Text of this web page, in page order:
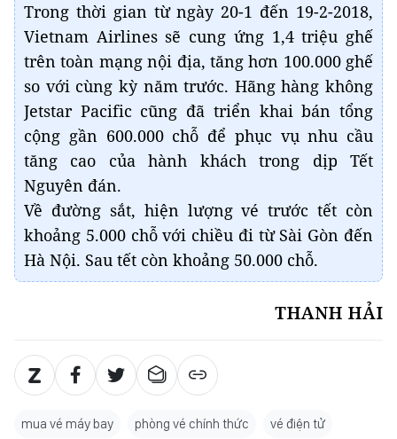
Trong thời gian từ ngày 20-1 đến 19-2-2018,
Vietnam Airlines sẽ cung ứng 1,4 triệu ghế
trên toàn mạng nội địa, tăng hơn 100.000 ghế
so với cùng kỳ năm trước. Hãng hàng không
Jetstar Pacific cũng đã triển khai bán tổng
cộng gần 600.000 chỗ để phục vụ nhu cầu
tăng cao của hành khách trong dịp Tết
Nguyên đán.
Về đường sắt, hiện lượng vé trước tết còn
khoảng 5.000 chỗ với chiều đi từ Sài Gòn đến
Hà Nội. Sau tết còn khoảng 50.000 chỗ.
THANH HẢI
mua vé máy bay phòng vé chính thức vé điện tử